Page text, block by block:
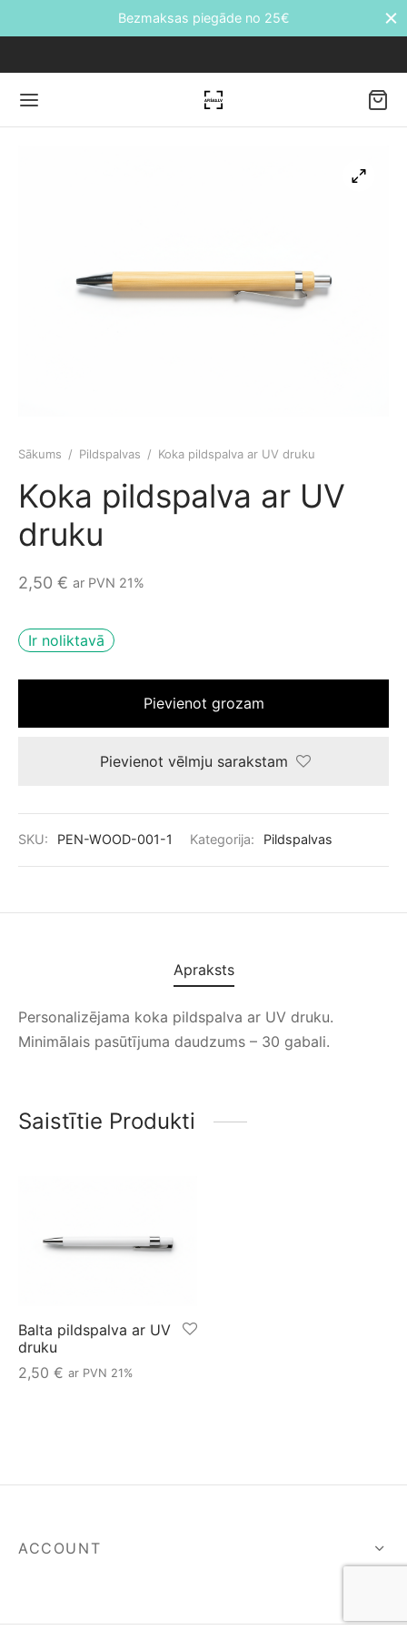
Bezmaksas piegāde no 25€
Sākums / Pildspalvas / Koka pildspalva ar UV druku
Koka pildspalva ar UV
druku
2,50 € ar PVN 21%
Ir noliktavā
Pievienot grozam
Pievienot vēlmju sarakstam
SKU: PEN-WOOD-001-1 Kategorija: Pildspalvas
Apraksts
Personalizējama koka pildspalva ar UV druku.
Minimālais pasūtījuma daudzums – 30 gabali.
Saistītie Produkti
Balta pildspalva ar UV
druku
2,50 € ar PVN 21%
ACCOUNT